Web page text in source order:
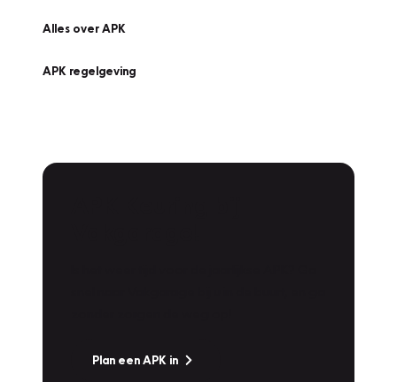
Alles over APK
APK regelgeving
Plan een APK in